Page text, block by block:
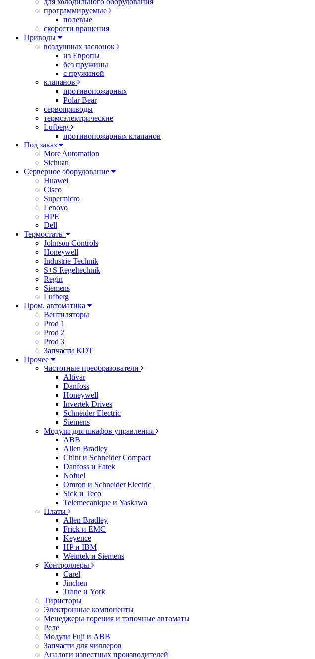
для холодильного оборудования
программируемые
полевые
скорости вращения
Приводы
воздушных заслонок
из Европы
без пружины
с пружиной
клапанов
противопожарных
Polar Bear
сервоприводы
термоэлектрические
Lufberg
противопожарных клапанов
Под заказ
More Automation
Sichuan
Серверное оборудование
Huawei
Cisco
Supermicro
Lenovo
HPE
Dell
Термостаты
Johnson Controls
Honeywell
Industrie Technik
S+S Regeltechnik
Regin
Siemens
Lufberg
Пром. автоматика
Вентиляторы
Prod 1
Prod 2
Prod 3
Запчасти KDT
Прочее
Частотные преобразователи
Altivar
Danfoss
Honeywell
Invertek Drives
Schneider Electric
Siemens
Модули для шкафов управления
ABB
Allen Bradley
Chint и Schneider Compact
Danfoss и Fatek
Nofuel
Omron и Schneider Electric
Sick и Teco
Telemecanique и Yaskawa
Платы
Allen Bradley
Frick и EMC
Keyence
HP и IBM
Weintek и Siemens
Контроллеры
Carel
Jinchen
Trane и York
Тиристоры
Электронные компоненты
Менеджеры горения и топочные автоматы
Реле
Модули Fuji и ABB
Запчасти для чиллеров
Аналоги известных производителей